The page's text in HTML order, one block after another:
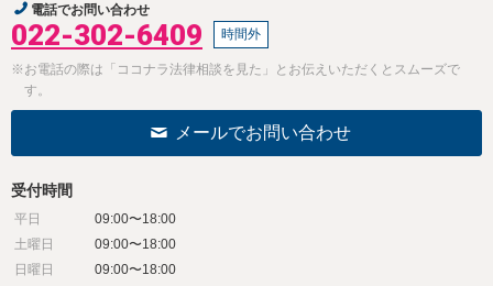
電話でお問い合わせ
022-302-6409 時間外
※お電話の際は「ココナラ法律相談を見た」とお伝えいただくとスムーズで
す。
メールでお問い合わせ
受付時間
平日
09:00〜18:00
土曜日
09:00〜18:00
日曜日
09:00〜18:00